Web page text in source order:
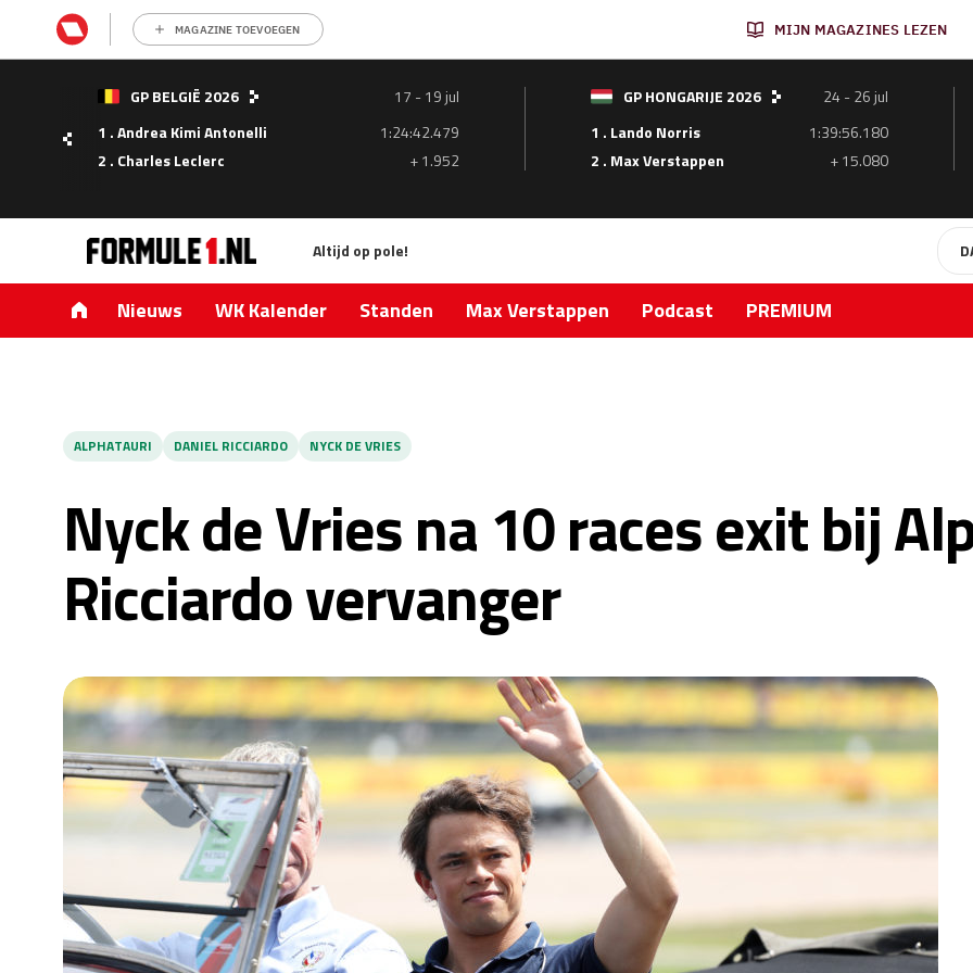
MAGAZINE TOEVOEGEN MIJN MAGAZINES LEZEN
GP BELGIË 2026
17 - 19 jul
1 . Andrea Kimi Antonelli
1:24:42.479
2 . Charles Leclerc
+ 1.952
GP HONGARIJE 2026
24 - 26 jul
1 . Lando Norris
1:39:56.180
2 . Max Verstappen
+ 15.080
Altijd op pole!
Nieuws WK Kalender Standen Max Verstappen Podcast PREMIUM
ALPHATAURI DANIEL RICCIARDO NYCK DE VRIES
Nyck de Vries na 10 races exit bij
Ricciardo vervanger